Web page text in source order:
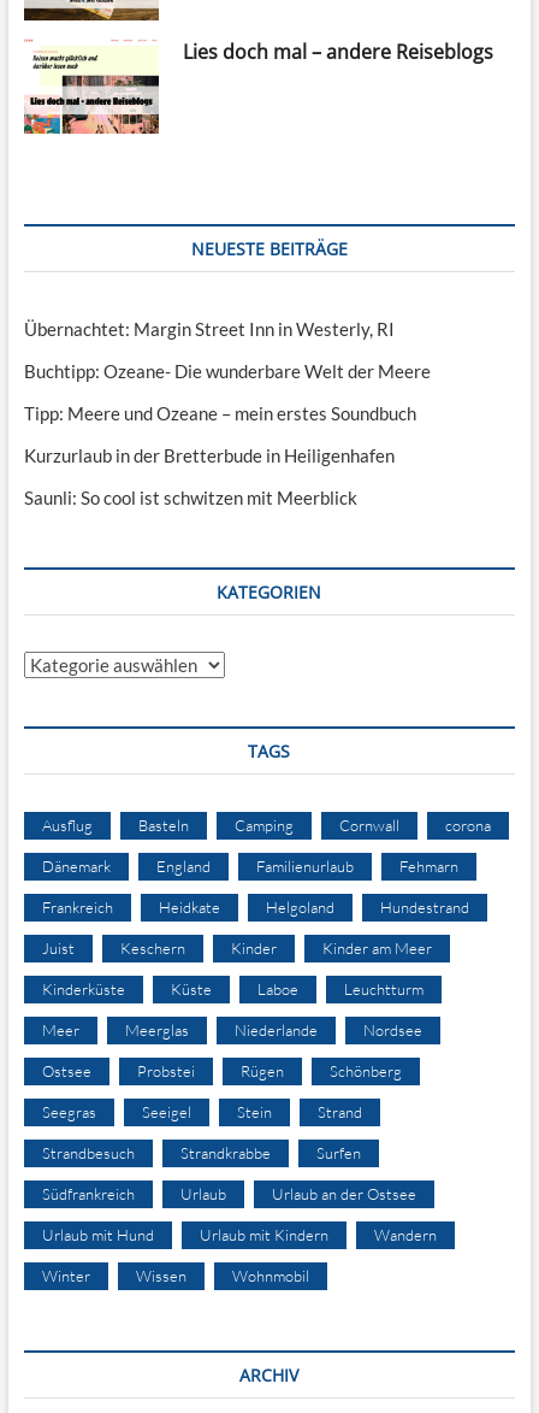
Lies doch mal – andere Reiseblogs
NEUESTE BEITRÄGE
Übernachtet: Margin Street Inn in Westerly, RI
Buchtipp: Ozeane- Die wunderbare Welt der Meere
Tipp: Meere und Ozeane – mein erstes Soundbuch
Kurzurlaub in der Bretterbude in Heiligenhafen
Saunli: So cool ist schwitzen mit Meerblick
KATEGORIEN
Kategorien
TAGS
Ausflug Basteln Camping Cornwall corona
Dänemark England Familienurlaub Fehmarn
Frankreich Heidkate Helgoland Hundestrand
Juist Keschern Kinder Kinder am Meer
Kinderküste Küste Laboe Leuchtturm
Meer Meerglas Niederlande Nordsee
Ostsee Probstei Rügen Schönberg
Seegras Seeigel Stein Strand
Strandbesuch Strandkrabbe Surfen
Südfrankreich Urlaub Urlaub an der Ostsee
Urlaub mit Hund Urlaub mit Kindern Wandern
Winter Wissen Wohnmobil
ARCHIV